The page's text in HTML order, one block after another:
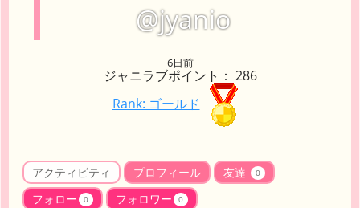
@jyanio
6日前
ジャニラブポイント： 286
Rank: ゴールド
アクティビティ プロフィール 友達 0
フォロー 0 フォロワー 0